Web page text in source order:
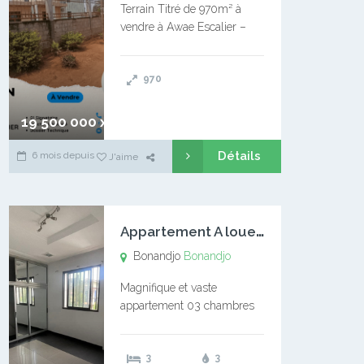
19 500 000 xaf
Terrain Titré de 970m² à
vendre à Awae Escalier –
l’Université Catholique –
970
6 mois depuis J'aime Détails
A
ppartement A louer Bonandjo
Bonandjo Bonandjo
Magnifique et vaste
appartement 03 chambres
douches 01 vaste salon 01
3
3